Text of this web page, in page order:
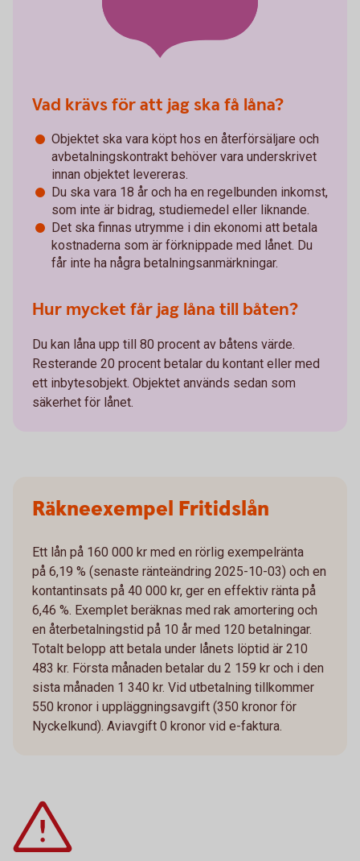
Vad krävs för att jag ska få låna?
Objektet ska vara köpt hos en återförsäljare och
avbetalningskontrakt behöver vara underskrivet
innan objektet levereras.
Du ska vara 18 år och ha en regelbunden inkomst,
som inte är bidrag, studiemedel eller liknande.
Det ska finnas utrymme i din ekonomi att betala
kostnaderna som är förknippade med lånet. Du
får inte ha några betalningsanmärkningar.
Hur mycket får jag låna till båten?
Du kan låna upp till 80 procent av båtens värde.
Resterande 20 procent betalar du kontant eller med
ett inbytesobjekt. Objektet används sedan som
säkerhet för lånet.
Räkneexempel Fritidslån
Ett lån på 160 000 kr med en rörlig exempelränta
på 6,19 % (senaste ränteändring 2025-10-03) och en
kontantinsats på 40 000 kr, ger en effektiv ränta på
6,46 %. Exemplet beräknas med rak amortering och
en återbetalningstid på 10 år med 120 betalningar.
Totalt belopp att betala under lånets löptid är 210
483 kr. Första månaden betalar du 2 159 kr och i den
sista månaden 1 340 kr. Vid utbetalning tillkommer
550 kronor i uppläggningsavgift (350 kronor för
Nyckelkund). Aviavgift 0 kronor vid e-faktura.